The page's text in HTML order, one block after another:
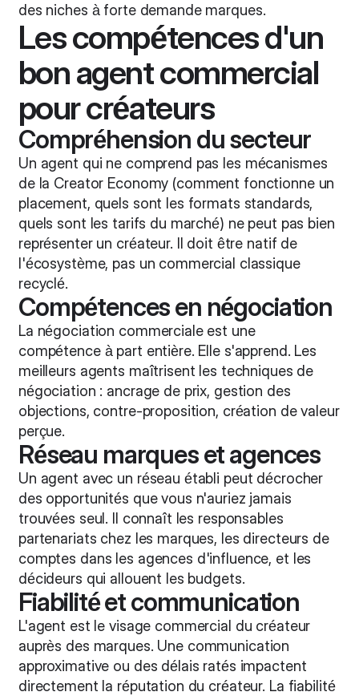
des niches à forte demande marques.
Les compétences d'un
bon agent commercial
pour créateurs
Compréhension du secteur
Un agent qui ne comprend pas les mécanismes
de la Creator Economy (comment fonctionne un
placement, quels sont les formats standards,
quels sont les tarifs du marché) ne peut pas bien
représenter un créateur. Il doit être natif de
l'écosystème, pas un commercial classique
recyclé.
Compétences en négociation
La négociation commerciale est une
compétence à part entière. Elle s'apprend. Les
meilleurs agents maîtrisent les techniques de
négociation : ancrage de prix, gestion des
objections, contre-proposition, création de valeur
perçue.
Réseau marques et agences
Un agent avec un réseau établi peut décrocher
des opportunités que vous n'auriez jamais
trouvées seul. Il connaît les responsables
partenariats chez les marques, les directeurs de
comptes dans les agences d'influence, et les
décideurs qui allouent les budgets.
Fiabilité et communication
L'agent est le visage commercial du créateur
auprès des marques. Une communication
approximative ou des délais ratés impactent
directement la réputation du créateur. La fiabilité